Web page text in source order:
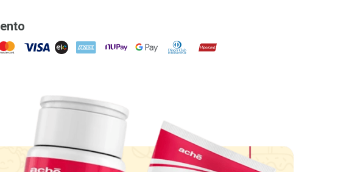
VISA ELO AMEX NuPay Google PayDiners ClubHipercard